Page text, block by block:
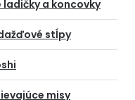
a koncovky
stĺpy
misy